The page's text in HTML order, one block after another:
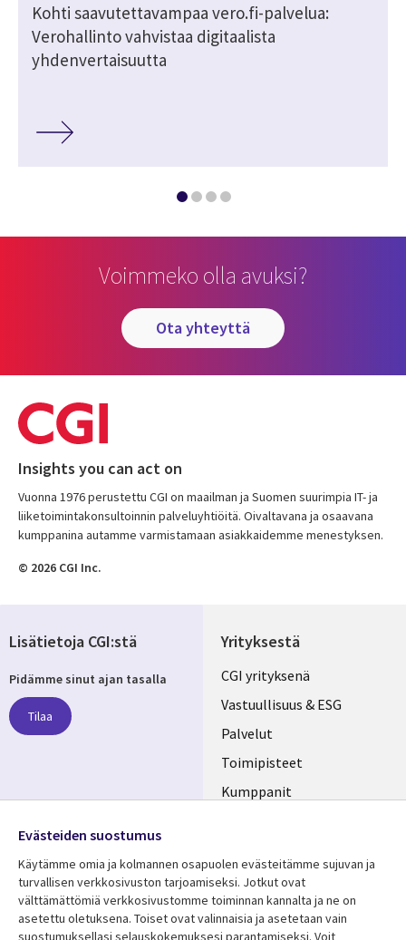
Kohti saavutettavampaa vero.fi-palvelua:
Verohallinto vahvistaa digitaalista
yhdenvertaisuutta
Voimmeko olla avuksi?
ota yhteyttä
Insights you can act on
Vuonna 1976 perustettu CGI on maailman ja Suomen suurimpia IT- ja
liiketoimintakonsultoinnin palveluyhtiöitä. Oivaltavana ja osaavana
kumppanina autamme varmistamaan asiakkaidemme menestyksen.
© 2026 CGI Inc.
Yrityksestä
Useful
links
FINLAND
CGI yrityksenä
Vastuullisuus & ESG
Palvelut
Toimipisteet
Kumppanit
Resurssikeskus Lisätietoa
Lisätietoja CGI:stä
Pidämme sinut ajan tasalla
Tilaa
Media
FINLAND
Evästeiden suostumus
Käytämme omia ja kolmannen osapuolen evästeitämme sujuvan ja
turvallisen verkkosivuston tarjoamiseksi. Jotkut ovat
välttämättömiä verkkosivustomme toiminnan kannalta ja ne on
asetettu oletuksena. Toiset ovat valinnaisia ​​ja asetetaan vain
suostumuksellasi selauskokemuksesi parantamiseksi. Voit